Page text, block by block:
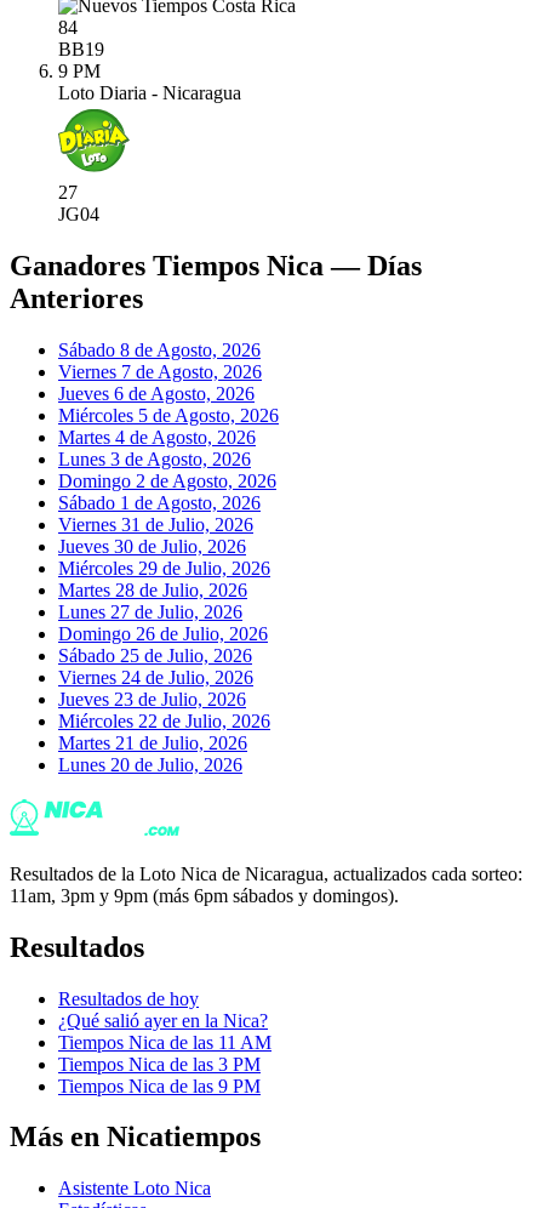
84
BB19
9 PM
Loto Diaria - Nicaragua
27
JG04
Ganadores Tiempos Nica — Días
Anteriores
Sábado 8 de Agosto, 2026
Viernes 7 de Agosto, 2026
Jueves 6 de Agosto, 2026
Miércoles 5 de Agosto, 2026
Martes 4 de Agosto, 2026
Lunes 3 de Agosto, 2026
Domingo 2 de Agosto, 2026
Sábado 1 de Agosto, 2026
Viernes 31 de Julio, 2026
Jueves 30 de Julio, 2026
Miércoles 29 de Julio, 2026
Martes 28 de Julio, 2026
Lunes 27 de Julio, 2026
Domingo 26 de Julio, 2026
Sábado 25 de Julio, 2026
Viernes 24 de Julio, 2026
Jueves 23 de Julio, 2026
Miércoles 22 de Julio, 2026
Martes 21 de Julio, 2026
Lunes 20 de Julio, 2026
Resultados de la Loto Nica de Nicaragua, actualizados cada sorteo:
11am, 3pm y 9pm (más 6pm sábados y domingos).
Resultados
Resultados de hoy
¿Qué salió ayer en la Nica?
Tiempos Nica de las 11 AM
Tiempos Nica de las 3 PM
Tiempos Nica de las 9 PM
Más en Nicatiempos
Asistente Loto Nica